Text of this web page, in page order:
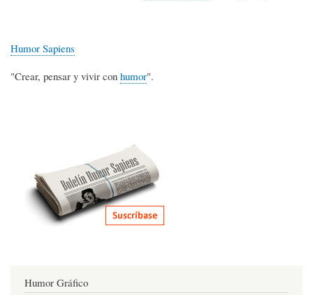
Humor Sapiens
"Crear, pensar y vivir con humor".
Humor Gráfico